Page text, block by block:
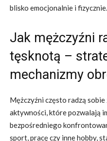
blisko emocjonalnie i fizycznie.
Jak mężczyźni
tęsknotą –
mechanizmy
Mężczyźni często radzą
aktywności, które pozwalają
bezpośredniego
sport, pracę czy inne hobby,